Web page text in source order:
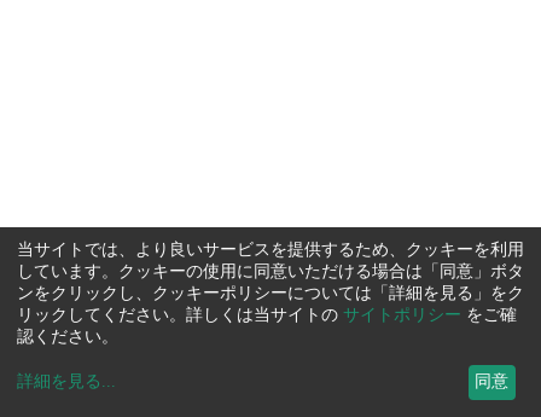
当サイトでは、より良いサービスを提供するため、クッキーを利用
しています。クッキーの使用に同意いただける場合は「同意」ボタ
ンをクリックし、クッキーポリシーについては「詳細を見る」をク
リックしてください。詳しくは当サイトの サイトポリシー をご確
認ください。
詳細を見る ... 同意